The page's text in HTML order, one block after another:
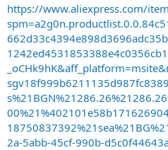
https://www.aliexpress.com/
2a-5abb-45cf-990b-